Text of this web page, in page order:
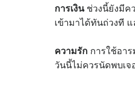
การเงินช่วงนี้ยังมีค
เข้ามาได้ทันถ่วงที
ความรัก การใช้อา
วันนี้ไม่ควรนัดพบเ